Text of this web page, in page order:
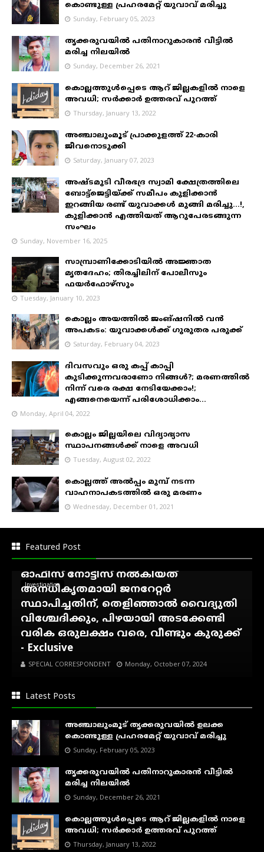
കൊണ്ടുള്ള പ്രഹരമേറ്റ് യുവാവ് മരിച്ചു
Sunday, February 05, 2023
തൃക്കരുവയിൽ പതിനാറുകാരൻ വീട്ടിൽ
മരിച്ച നിലയിൽ
Sunday, December 26, 2021
കൊല്ലത്തുൾപ്പെടെ ആറ് ജില്ലകളിൽ നാളെ
അവധി; സർക്കാർ ഉത്തരവ് പുറത്ത്
Thursday, January 13, 2022
അഞ്ചാലുംമൂട് പ്രാക്കുളത്ത് 22-കാരി
ജീവനൊടുക്കി
Saturday, January 07, 2023
അഷ്ടമുടി വീരഭദ്ര സ്വാമി ക്ഷേത്രത്തിലെ
ബോട്ട്ജെട്ടിയ്ക്ക് സമീപം കുളിക്കാൻ
ഇറങ്ങിയ രണ്ട് യുവാക്കൾ മുങ്ങി മരിച്ചു...!,
കുളിക്കാൻ എത്തിയത് ആറുപേരടങ്ങുന്ന
സംഘം
Sunday, November 16, 2025
സാമ്പ്രാണിക്കോടിയിൽ അജ്ഞാത
മൃതദേഹം; തിരച്ചിലിന് പോലീസും
ഫയർഫോഴ്‌സും
Tuesday, January 10, 2023
കൊല്ലം അയത്തിൽ ജംങ്ഷനിൽ വൻ
അപകടം: യുവാക്കൾക്ക് ഗുരുതര പരുക്ക്
Saturday, February 04, 2023
ദിവസവും ഒരു കപ്പ് കാപ്പി
കുടിക്കുന്നവരാണോ നിങ്ങൾ?; മരണത്തിൽ
നിന്ന് വരെ രക്ഷ നേടിയേക്കാം!;
എങ്ങനെയെന്ന് പരിശോധിക്കാം...
Monday, April 04, 2022
കൊല്ലം ജില്ലയിലെ വിദ്യാഭ്യാസ
സ്ഥാപനങ്ങൾക്ക് നാളെ അവധി
Tuesday, August 02, 2022
കൊല്ലത്ത് അൽപ്പം മുമ്പ് നടന്ന
വാഹനാപകടത്തിൽ ഒരു മരണം
Wednesday, December 01, 2021
Featured Post
Investigation
അഷ്ടമുടി ആശിർവാദ്
ഹോംസ്റ്റേക്കെതിരെ കെ.എസ്.ഇ.ബി
നോട്ടീസ്...!, കാഞ്ഞിരംകുഴി സെക്ഷൻ
ഓഫീസ് നോട്ടീസ് നൽകിയത്
അനധികൃതമായി ജനറേറ്റർ
സ്ഥാപിച്ചതിന്, തെളിഞ്ഞാൽ വൈദ്യുതി
വിശ്ചേദിക്കും, പിഴയായി അടക്കേണ്ടി
വരിക ഒരുലക്ഷം വരെ, വീണ്ടും കുരുക്ക്
- Exclusive
SPECIAL CORRESPONDENT Monday, October 07, 2024
Latest Posts
അഞ്ചാലുംമൂട് തൃക്കരുവയിൽ ഉലക്ക
കൊണ്ടുള്ള പ്രഹരമേറ്റ് യുവാവ് മരിച്ചു
Sunday, February 05, 2023
തൃക്കരുവയിൽ പതിനാറുകാരൻ വീട്ടിൽ
മരിച്ച നിലയിൽ
Sunday, December 26, 2021
കൊല്ലത്തുൾപ്പെടെ ആറ് ജില്ലകളിൽ നാളെ
അവധി; സർക്കാർ ഉത്തരവ് പുറത്ത്
Thursday, January 13, 2022